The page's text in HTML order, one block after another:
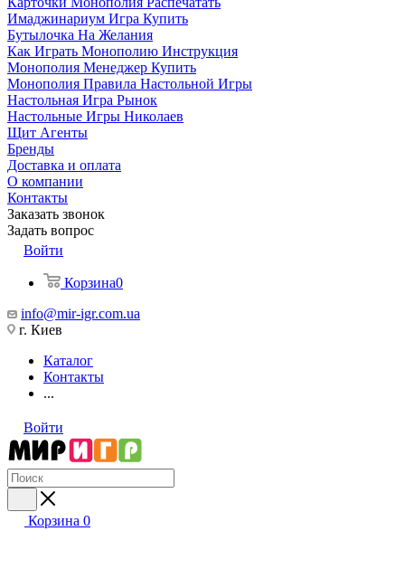
Имаджинариум Игра Купить
Бутылочка На Желания
Как Играть Монополию Инструкция
Монополия Менеджер Купить
Монополия Правила Настольной Игры
Настольная Игра Рынок
Настольные Игры Николаев
Щит Агенты
Бренды
Доставка и оплата
О компании
Контакты
Заказать звонок
Задать вопрос
Войти
Корзина0
info@mir-igr.com.ua
г. Киев
Каталог
Контакты
...
Войти
Корзина 0